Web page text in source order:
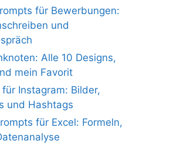
für Bewerbungen:
und
Alle 10 Designs,
mein Favorit
Instagram: Bilder,
und Hashtags
für Excel: Formeln,